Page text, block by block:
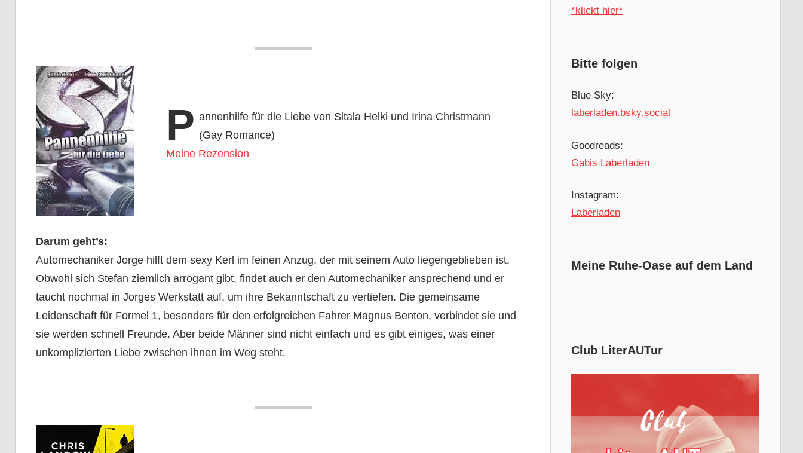
P annenhilfe für die Liebe von Sitala Helki und Irina Christmann
(Gay Romance)
Meine Rezension
Darum geht’s:
Automechaniker Jorge hilft dem sexy Kerl im feinen Anzug, der mit seinem Auto liegengeblieben ist.
Obwohl sich Stefan ziemlich arrogant gibt, findet auch er den Automechaniker ansprechend und er
taucht nochmal in Jorges Werkstatt auf, um ihre Bekanntschaft zu vertiefen. Die gemeinsame
Leidenschaft für Formel 1, besonders für den erfolgreichen Fahrer Magnus Benton, verbindet sie und
sie werden schnell Freunde. Aber beide Männer sind nicht einfach und es gibt einiges, was einer
unkomplizierten Liebe zwischen ihnen im Weg steht.
*klickt hier*
Bitte folgen
Blue Sky:
laberladen.bsky.social
Goodreads:
Gabis Laberladen
Instagram:
Laberladen
Meine Ruhe-Oase auf dem Land
Club LiterAUTur